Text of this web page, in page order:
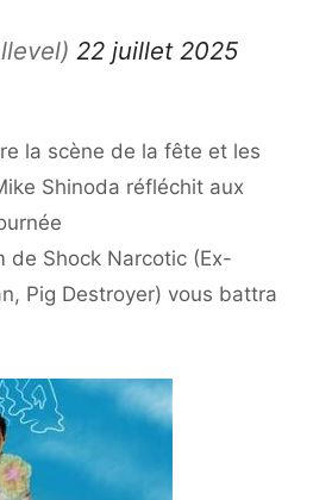
22 juillet 2025
la scène de la fête et les
Shinoda réfléchit aux
de Shock Narcotic (Ex-
Pig Destroyer) vous battra